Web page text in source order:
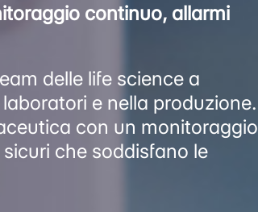
continuo, allarmi
delle life science a
e nella produzione.
con un monitoraggio
che soddisfano le